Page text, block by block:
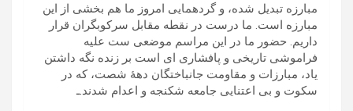
مبارزه تبدیل شده، و گردهمایی امروز ما هم بخشی از این
مبارزه است. ما درست در نقطه مقابل سرکوبگران قرار
داریم. حضور ما در این مراسم موضعی ست علیه
فراموشی تاریخی و پافشاری ای است بر زنده نگه داشتن
یاد، مبارزات و مقاومت جانباختگان دهۀ شصت، که در
سکوت و بی اعتنایی جامعه شکنجه و اعدام شدند.ـ